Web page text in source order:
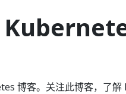
博客。关注此博客，了